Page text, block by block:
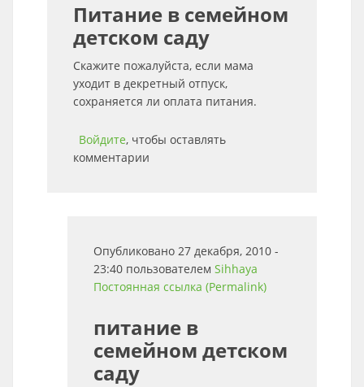
Питание в семейном
детском саду
Скажите пожалуйста, если мама
уходит в декретный отпуск,
сохраняется ли оплата питания.
Войдите, чтобы оставлять
комментарии
Опубликовано 27 декабря, 2010 -
23:40 пользователем Sihhaya
Постоянная ссылка (Permalink)
питание в
семейном детском
саду